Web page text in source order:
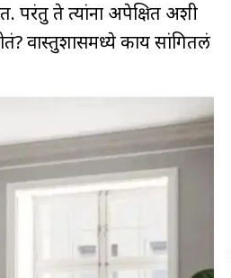
परंतु ते त्यांना अपेक्षित अशी
काय सांगितलं